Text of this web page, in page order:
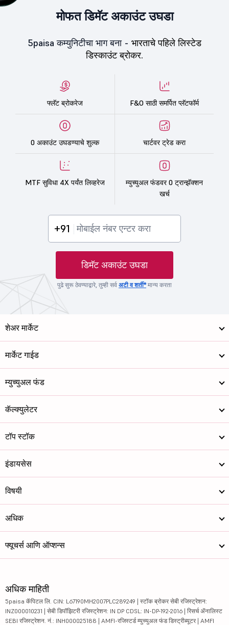
मोफत डिमॅट अकाउंट उघडा
5paisa कम्युनिटीचा भाग बना - भारताचे पहिले लिस्टेड
डिस्काउंट ब्रोकर.
फ्लॅट ब्रोकरेज F&O साठी समर्पित प्लॅटफॉर्म
0 अकाउंट उघडण्याचे शुल्क चार्टवर ट्रेड करा
MTF सुविधा 4X पर्यंत लिव्हरेज
म्युच्युअल फंडवर 0 ट्रान्झॅक्शन
खर्च
+91
डिमॅट अकाउंट उघडा
पुढे सुरू ठेवण्याद्वारे, तुम्ही सर्व अटी व शर्ती*मान्य करता
शेअर मार्केट
मार्केट गाईड
म्युच्युअल फंड
कॅल्क्युलेटर
टॉप स्टॉक
इंडायसेस
विषयी
अधिक
फ्यूचर्स आणि ऑप्शन्स
अधिक माहिती
5paisa कॅपिटल लि. CIN: L67190MH2007PLC289249 | स्टॉक ब्रोकर सेबी रजिस्ट्रेशन:
INZ000010231 | सेबी डिपॉझिटरी रजिस्ट्रेशन: IN DP CDSL: IN-DP-192-2016 | रिसर्च ॲनालिस्ट
SEBI रजिस्ट्रेशन. नं.: INH000025188 | AMFI-रजिस्टर्ड म्युच्युअल फंड डिस्ट्रीब्यूटर | AMFI